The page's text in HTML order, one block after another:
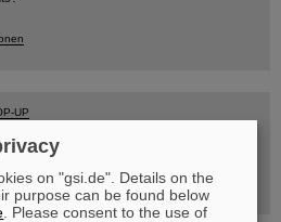
UP
16:00 Uhr
on "gsi.de". Details on the
purpose can be found below
. Please consent to the use of